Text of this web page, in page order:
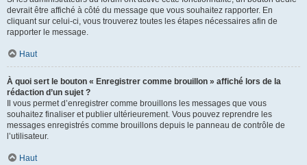
devrait être affiché à côté du message que vous souhaitez rapporter. En
cliquant sur celui-ci, vous trouverez toutes les étapes nécessaires afin de
rapporter le message.
Haut
À quoi sert le bouton « Enregistrer comme brouillon » affiché lors de la
rédaction d’un sujet ?
Il vous permet d’enregistrer comme brouillons les messages que vous
souhaitez finaliser et publier ultérieurement. Vous pouvez reprendre les
messages enregistrés comme brouillons depuis le panneau de contrôle de
l’utilisateur.
Haut